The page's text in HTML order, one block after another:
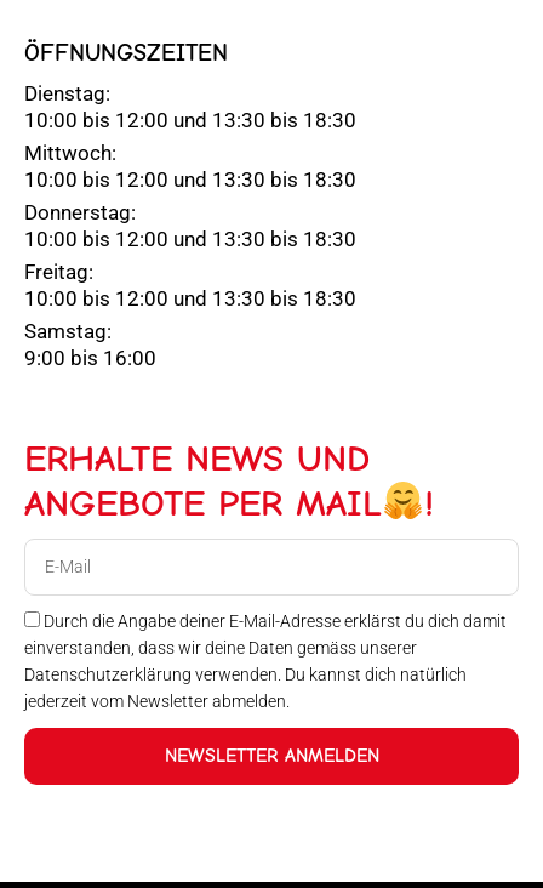
ÖFFNUNGSZEITEN
Dienstag:
10:00 bis 12:00 und 13:30 bis 18:30
Mittwoch:
10:00 bis 12:00 und 13:30 bis 18:30
Donnerstag:
10:00 bis 12:00 und 13:30 bis 18:30
Freitag:
10:00 bis 12:00 und 13:30 bis 18:30
Samstag:
9:00 bis 16:00
ERHALTE NEWS UND
ANGEBOTE PER MAIL
!
Durch die Angabe deiner E-Mail-Adresse erklärst du dich damit
einverstanden, dass wir deine Daten gemäss unserer
Datenschutzerklärung verwenden. Du kannst dich natürlich
jederzeit vom Newsletter abmelden.
NEWSLETTER ANMELDEN